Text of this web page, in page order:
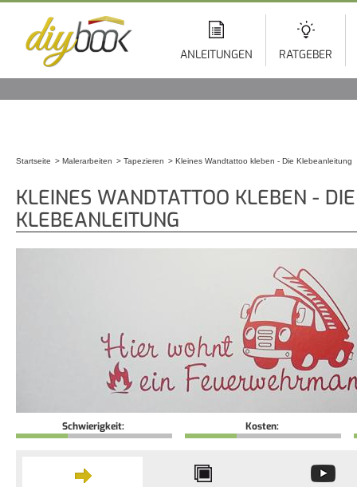
ANLEITUNGEN RATGEBER
Startseite Malerarbeiten Tapezieren Kleines Wandtattoo kleben - Die Klebeanleitung
KLEINES WANDTATTOO KLEBEN - DIE
KLEBEANLEITUNG
Schwierigkeit: Kosten: